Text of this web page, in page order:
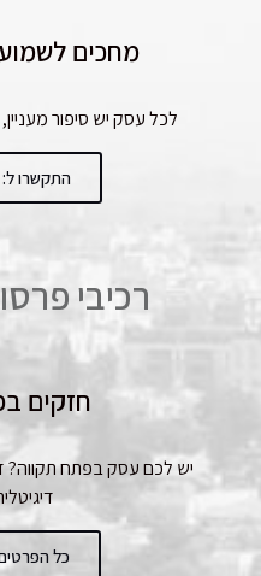
מחכים
לכל עסק יש סיפור
התקשרו ל: 03-9153169
רכיבי פרסום
חזקים
יש לכם עסק בפתח תקווה?
כל